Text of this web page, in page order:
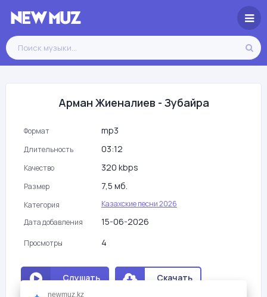
Арман Жиеналиев - Зубайра
Формат mp3
Длительность 03:12
Качество 320 kbps
Размер 7,5 мб.
Категория
Казахские песни 2026
Дата добавления
15-06-2026
Просмотры 4
Слушать Скачать
newmuz.kz